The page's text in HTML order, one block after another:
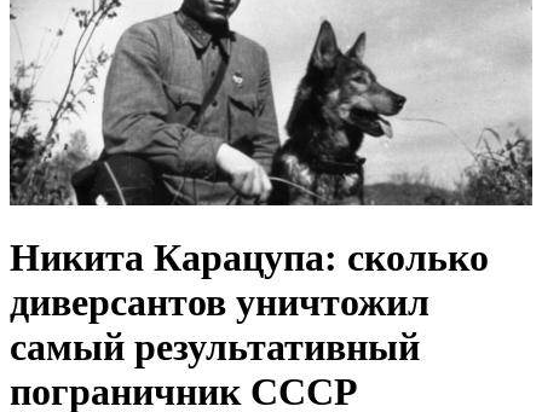
Никита Карацупа: сколько
диверсантов уничтожил
самый результативный
пограничник СССР